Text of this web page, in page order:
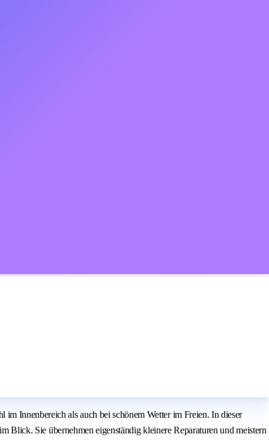
Innenbereich als auch bei schönem Wetter im Freien. In dieser
Blick. Sie übernehmen eigenständig kleinere Reparaturen und meistern